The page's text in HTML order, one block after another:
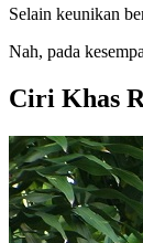
Selain keunikan
Nah, pada
Ciri Khas